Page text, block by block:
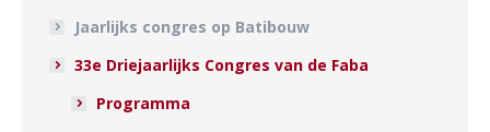
Jaarlijks congres op Batibouw
33e Driejaarlijks Congres van de Faba
Programma